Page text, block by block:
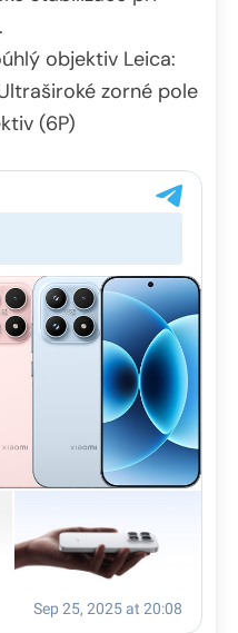
objektiv Leica:
zorné pole
(6P)